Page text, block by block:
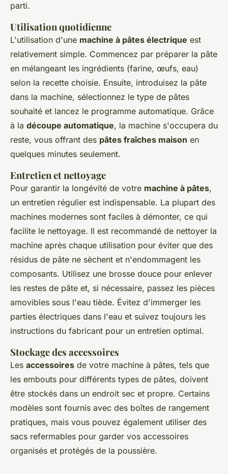
parti.
Utilisation quotidienne
L'utilisation d'une machine à pâtes électrique est
relativement simple. Commencez par préparer la pâte
en mélangeant les ingrédients (farine, œufs, eau)
selon la recette choisie. Ensuite, introduisez la pâte
dans la machine, sélectionnez le type de pâtes
souhaité et lancez le programme automatique. Grâce
à la découpe automatique, la machine s'occupera du
reste, vous offrant des pâtes fraîches maison en
quelques minutes seulement.
Entretien et nettoyage
Pour garantir la longévité de votre machine à pâtes,
un entretien régulier est indispensable. La plupart des
machines modernes sont faciles à démonter, ce qui
facilite le nettoyage. Il est recommandé de nettoyer la
machine après chaque utilisation pour éviter que des
résidus de pâte ne sèchent et n'endommagent les
composants. Utilisez une brosse douce pour enlever
les restes de pâte et, si nécessaire, passez les pièces
amovibles sous l'eau tiède. Évitez d'immerger les
parties électriques dans l'eau et suivez toujours les
instructions du fabricant pour un entretien optimal.
Stockage des accessoires
Les accessoires de votre machine à pâtes, tels que
les embouts pour différents types de pâtes, doivent
être stockés dans un endroit sec et propre. Certains
modèles sont fournis avec des boîtes de rangement
pratiques, mais vous pouvez également utiliser des
sacs refermables pour garder vos accessoires
organisés et protégés de la poussière.